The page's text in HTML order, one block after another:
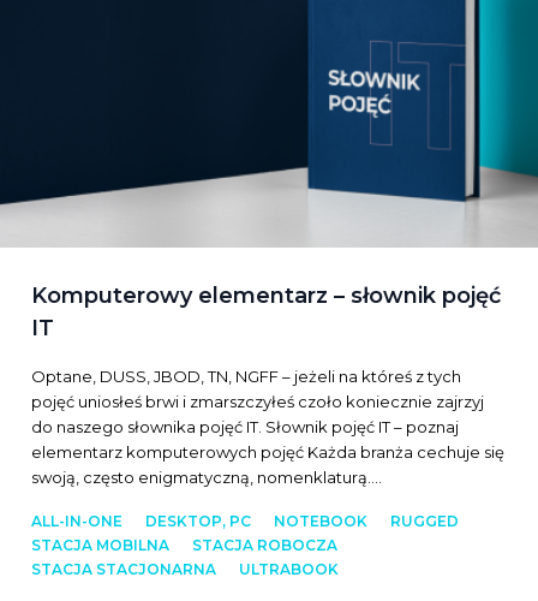
Komputerowy elementarz – słownik pojęć
IT
Optane, DUSS, JBOD, TN, NGFF – jeżeli na któreś z tych
pojęć uniosłeś brwi i zmarszczyłeś czoło koniecznie zajrzyj
do naszego słownika pojęć IT. Słownik pojęć IT – poznaj
elementarz komputerowych pojęć Każda branża cechuje się
swoją, często enigmatyczną, nomenklaturą.…
ALL-IN-ONE DESKTOP, PC NOTEBOOK
RUGGED
STACJA MOBILNA
STACJA ROBOCZA
STACJA STACJONARNA
ULTRABOOK